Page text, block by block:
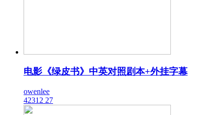
电影《绿皮书》中英对照剧本+外挂字幕
owenlee
42312 27